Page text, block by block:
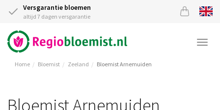
Versgarantie bloemen
altijd 7 dagen versgarantie
Home Bloemist Zeeland Bloemist Arnemuiden
Bloemist Arnemuiden